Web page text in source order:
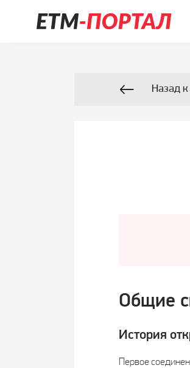
Назад
Общие
История
Первое